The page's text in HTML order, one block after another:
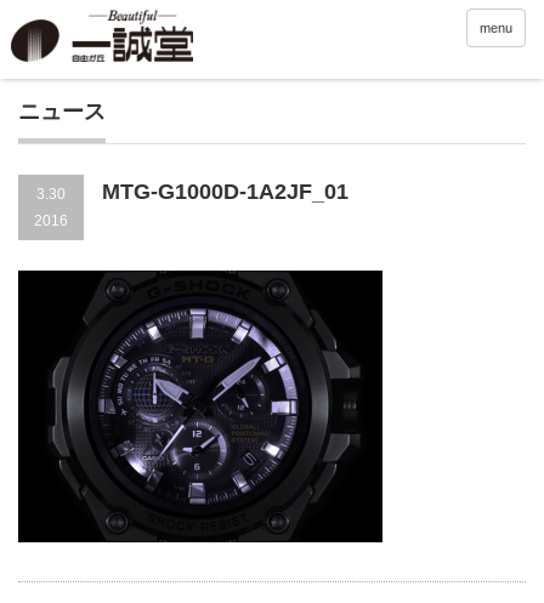
menu
ニュース
3.30
2016
MTG-G1000D-1A2JF_01